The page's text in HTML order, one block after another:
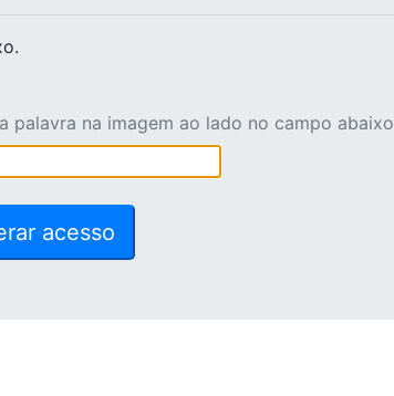
palavra na imagem ao lado no campo abaixo